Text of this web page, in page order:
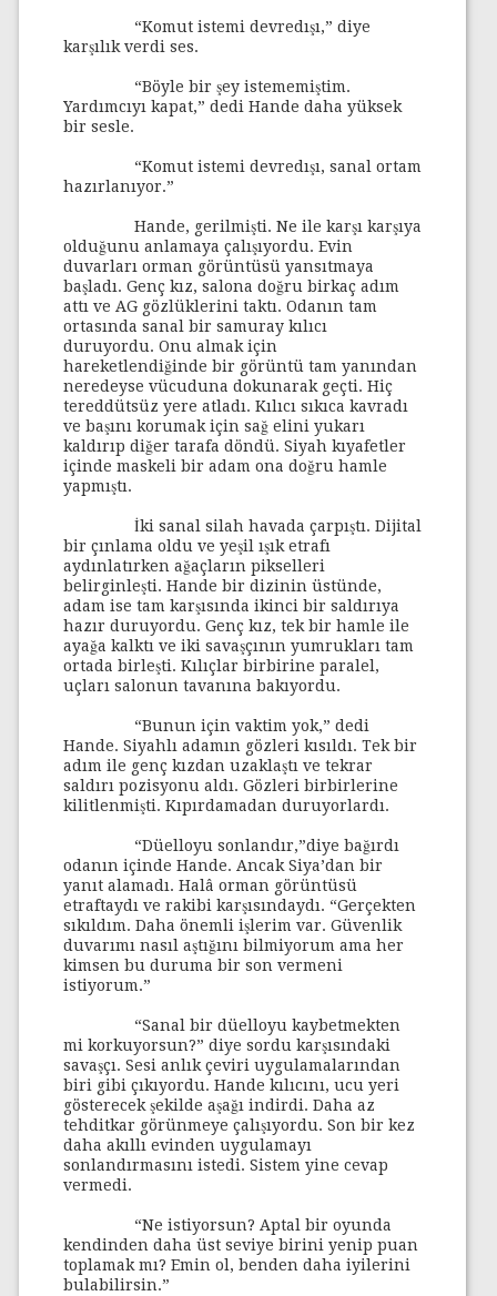
“Komut istemi devredışı,” diye
karşılık verdi ses.
“Böyle bir şey istememiştim.
Yardımcıyı kapat,” dedi Hande daha yüksek
bir sesle.
“Komut istemi devredışı, sanal ortam
hazırlanıyor.”
Hande, gerilmişti. Ne ile karşı karşıya
olduğunu anlamaya çalışıyordu. Evin
duvarları orman görüntüsü yansıtmaya
başladı. Genç kız, salona doğru birkaç adım
attı ve AG gözlüklerini taktı. Odanın tam
ortasında sanal bir samuray kılıcı
duruyordu. Onu almak için
hareketlendiğinde bir görüntü tam yanından
neredeyse vücuduna dokunarak geçti. Hiç
tereddütsüz yere atladı. Kılıcı sıkıca kavradı
ve başını korumak için sağ elini yukarı
kaldırıp diğer tarafa döndü. Siyah kıyafetler
içinde maskeli bir adam ona doğru hamle
yapmıştı.
İki sanal silah havada çarpıştı. Dijital
bir çınlama oldu ve yeşil ışık etrafı
aydınlatırken ağaçların pikselleri
belirginleşti. Hande bir dizinin üstünde,
adam ise tam karşısında ikinci bir saldırıya
hazır duruyordu. Genç kız, tek bir hamle ile
ayağa kalktı ve iki savaşçının yumrukları tam
ortada birleşti. Kılıçlar birbirine paralel,
uçları salonun tavanına bakıyordu.
“Bunun için vaktim yok,” dedi
Hande. Siyahlı adamın gözleri kısıldı. Tek bir
adım ile genç kızdan uzaklaştı ve tekrar
saldırı pozisyonu aldı. Gözleri birbirlerine
kilitlenmişti. Kıpırdamadan duruyorlardı.
“Düelloyu sonlandır,”diye bağırdı
odanın içinde Hande. Ancak Siya’dan bir
yanıt alamadı. Halâ orman görüntüsü
etraftaydı ve rakibi karşısındaydı. “Gerçekten
sıkıldım. Daha önemli işlerim var. Güvenlik
duvarımı nasıl aştığını bilmiyorum ama her
kimsen bu duruma bir son vermeni
istiyorum.”
“Sanal bir düelloyu kaybetmekten
mi korkuyorsun?” diye sordu karşısındaki
savaşçı. Sesi anlık çeviri uygulamalarından
biri gibi çıkıyordu. Hande kılıcını, ucu yeri
gösterecek şekilde aşağı indirdi. Daha az
tehditkar görünmeye çalışıyordu. Son bir kez
daha akıllı evinden uygulamayı
sonlandırmasını istedi. Sistem yine cevap
vermedi.
“Ne istiyorsun? Aptal bir oyunda
kendinden daha üst seviye birini yenip puan
toplamak mı? Emin ol, benden daha iyilerini
bulabilirsin.”